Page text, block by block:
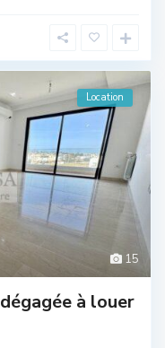
15
Location
à louer